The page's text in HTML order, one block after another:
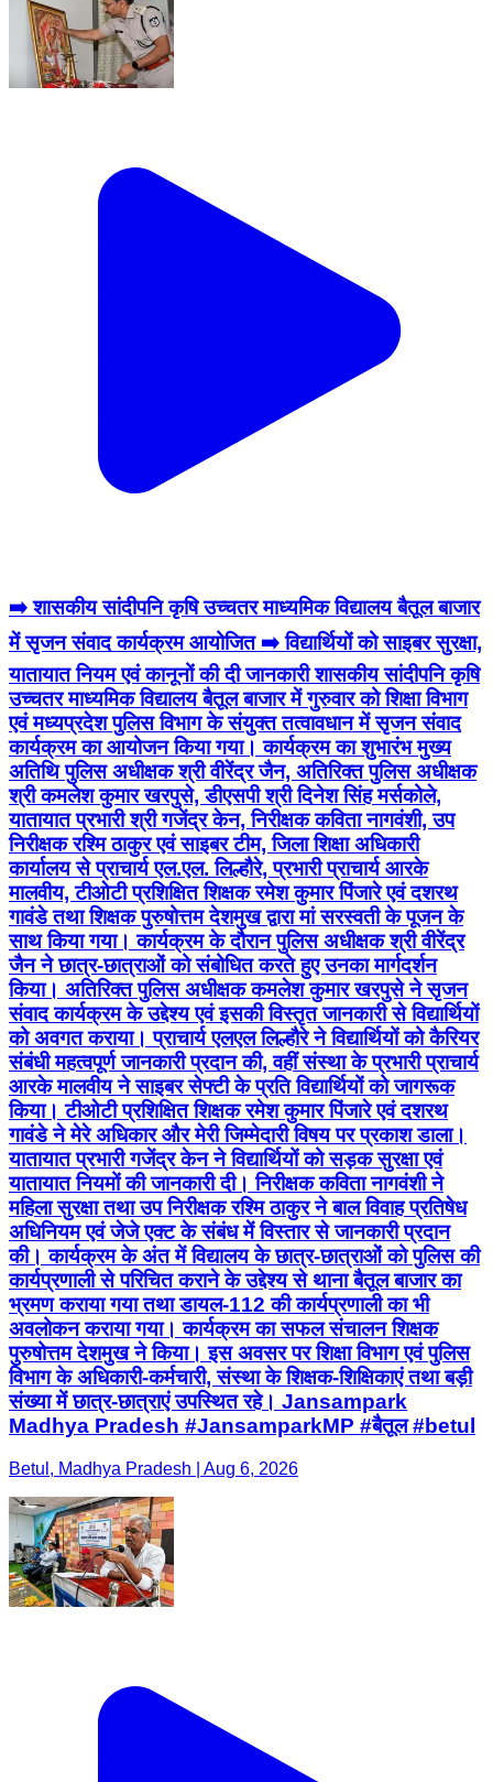
➡️ शासकीय सांदीपनि कृषि उच्चतर माध्यमिक विद्यालय बैतूल बाजार
में सृजन संवाद कार्यक्रम आयोजित ➡️ विद्यार्थियों को साइबर सुरक्षा,
यातायात नियम एवं कानूनों की दी जानकारी शासकीय सांदीपनि कृषि
उच्चतर माध्यमिक विद्यालय बैतूल बाजार में गुरुवार को शिक्षा विभाग
एवं मध्यप्रदेश पुलिस विभाग के संयुक्त तत्वावधान में सृजन संवाद
कार्यक्रम का आयोजन किया गया। कार्यक्रम का शुभारंभ मुख्य
अतिथि पुलिस अधीक्षक श्री वीरेंद्र जैन, अतिरिक्त पुलिस अधीक्षक
श्री कमलेश कुमार खरपुसे, डीएसपी श्री दिनेश सिंह मर्सकोले,
यातायात प्रभारी श्री गजेंद्र केन, निरीक्षक कविता नागवंशी, उप
निरीक्षक रश्मि ठाकुर एवं साइबर टीम, जिला शिक्षा अधिकारी
कार्यालय से प्राचार्य एल.एल. लिल्हौरे, प्रभारी प्राचार्य आरके
मालवीय, टीओटी प्रशिक्षित शिक्षक रमेश कुमार पिंजारे एवं दशरथ
गावंडे तथा शिक्षक पुरुषोत्तम देशमुख द्वारा मां सरस्वती के पूजन के
साथ किया गया। कार्यक्रम के दौरान पुलिस अधीक्षक श्री वीरेंद्र
जैन ने छात्र-छात्राओं को संबोधित करते हुए उनका मार्गदर्शन
किया। अतिरिक्त पुलिस अधीक्षक कमलेश कुमार खरपुसे ने सृजन
संवाद कार्यक्रम के उद्देश्य एवं इसकी विस्तृत जानकारी से विद्यार्थियों
को अवगत कराया। प्राचार्य एलएल लिल्हौरे ने विद्यार्थियों को कैरियर
संबंधी महत्वपूर्ण जानकारी प्रदान की, वहीं संस्था के प्रभारी प्राचार्य
आरके मालवीय ने साइबर सेफ्टी के प्रति विद्यार्थियों को जागरूक
किया। टीओटी प्रशिक्षित शिक्षक रमेश कुमार पिंजारे एवं दशरथ
गावंडे ने मेरे अधिकार और मेरी जिम्मेदारी विषय पर प्रकाश डाला।
यातायात प्रभारी गजेंद्र केन ने विद्यार्थियों को सड़क सुरक्षा एवं
यातायात नियमों की जानकारी दी। निरीक्षक कविता नागवंशी ने
महिला सुरक्षा तथा उप निरीक्षक रश्मि ठाकुर ने बाल विवाह प्रतिषेध
अधिनियम एवं जेजे एक्ट के संबंध में विस्तार से जानकारी प्रदान
की। कार्यक्रम के अंत में विद्यालय के छात्र-छात्राओं को पुलिस की
कार्यप्रणाली से परिचित कराने के उद्देश्य से थाना बैतूल बाजार का
भ्रमण कराया गया तथा डायल-112 की कार्यप्रणाली का भी
अवलोकन कराया गया। कार्यक्रम का सफल संचालन शिक्षक
पुरुषोत्तम देशमुख ने किया। इस अवसर पर शिक्षा विभाग एवं पुलिस
विभाग के अधिकारी-कर्मचारी, संस्था के शिक्षक-शिक्षिकाएं तथा बड़ी
संख्या में छात्र-छात्राएं उपस्थित रहे। Jansampark
Madhya Pradesh #JansamparkMP #बैतूल #betul
Betul, Madhya Pradesh | Aug 6, 2026